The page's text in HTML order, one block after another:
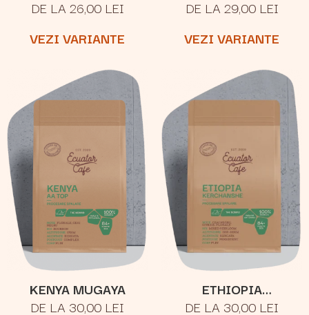
LOS VOLCANES
DE LA 26,00 LEI
VEZI VARIANTE
DE LA 29,00 LEI
VEZI VARIANTE
KENYA MUGAYA
DE LA 30,00 LEI
ETHIOPIA
YIRGACHEFFE
DE LA 30,00 LEI